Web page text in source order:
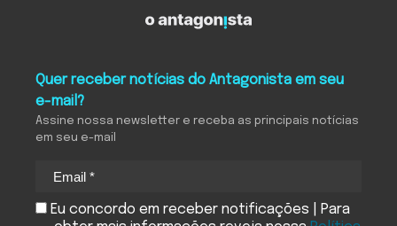
Quer receber notícias do Antagonista em seu
e-mail?
Assine nossa newsletter e receba as principais notícias
em seu e-mail
Eu concordo em receber notificações | Para